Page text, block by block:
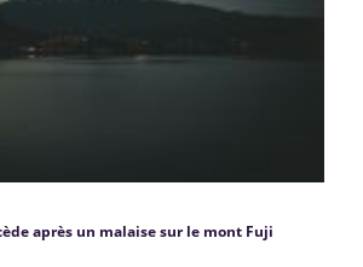
après un malaise sur le mont Fuji